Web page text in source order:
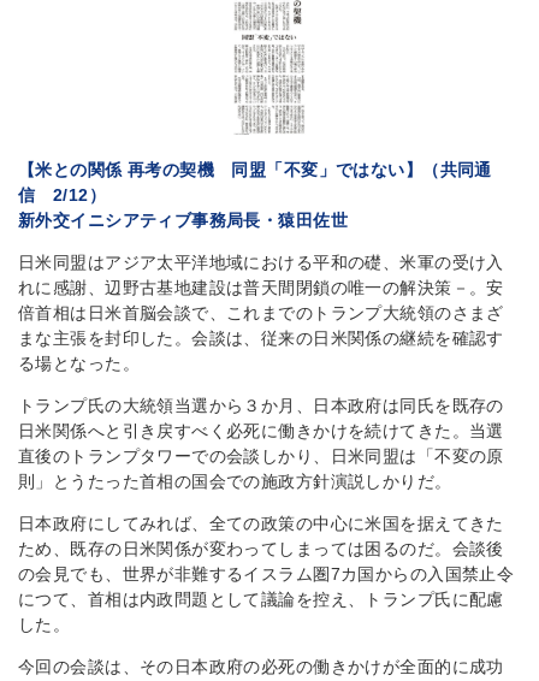
【米との関係 再考の契機 同盟「不変」ではない】（共同通
信 2/12）
新外交イニシアティブ事務局長・猿田佐世
日米同盟はアジア太平洋地域における平和の礎、米軍の受け入
れに感謝、辺野古基地建設は普天間閉鎖の唯一の解決策－。安
倍首相は日米首脳会談で、これまでのトランプ大統領のさまざ
まな主張を封印した。会談は、従来の日米関係の継続を確認す
る場となった。
トランプ氏の大統領当選から３か月、日本政府は同氏を既存の
日米関係へと引き戻すべく必死に働きかけを続けてきた。当選
直後のトランプタワーでの会談しかり、日米同盟は「不変の原
則」とうたった首相の国会での施政方針演説しかりだ。
日本政府にしてみれば、全ての政策の中心に米国を据えてきた
ため、既存の日米関係が変わってしまっては困るのだ。会談後
の会見でも、世界が非難するイスラム圏7カ国からの入国禁止令
につて、首相は内政問題として議論を控え、トランプ氏に配慮
した。
今回の会談は、その日本政府の必死の働きかけが全面的に成功